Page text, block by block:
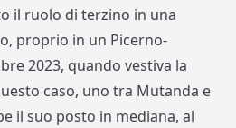
il ruolo di terzino in una
proprio in un Picerno-
2023, quando vestiva la
caso, uno tra Mutanda e
il suo posto in mediana, al